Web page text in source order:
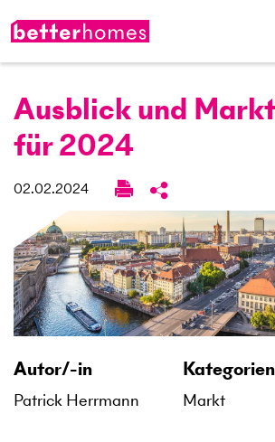
Ausblick und
für 2024
02.02.2024
Autor/-in
Patrick Herrmann
Kategorien
Markt